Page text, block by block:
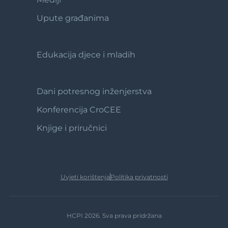
Footer
Upute građanima
Footer
Edukacija djece i mladih
Footer
Dani potresnog inženjerstva
Konferencija CroCEE
Knjige i priručnici
Uvjeti korištenja Politika privatnosti
HCPI 2026. Sva prava pridržana